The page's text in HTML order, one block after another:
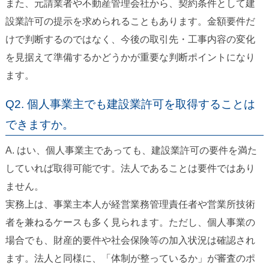
また、元請業者や不動産管理会社から、契約条件として建
設業許可の提示を求められることもあります。金額要件だ
けで判断するのではなく、今後の取引先・工事内容の変化
を見据えて準備するかどうかが重要な判断ポイントになり
ます。
Q2. 個人事業主でも建設業許可を取得することは
できますか。
A. はい、個人事業主であっても、建設業許可の要件を満た
していれば取得可能です。法人であることは要件ではあり
ません。
実務上は、事業主本人が経営業務管理責任者や営業所技術
者を兼ねるケースも多く見られます。ただし、個人事業の
場合でも、財産的要件や社会保険等の加入状況は確認され
ます。法人と同様に、「体制が整っているか」が審査のポ